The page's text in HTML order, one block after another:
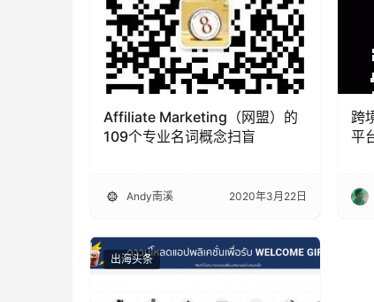
Affiliate Marketing（网盟）的
109个专业名词概念扫盲
Andy南溪 2020年3月22日
跨
平
出海头条